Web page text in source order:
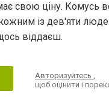
свою ціну. Комусь
із дев'яти
віддаєш.
Авторизуйтесь,
щоб оцінити і